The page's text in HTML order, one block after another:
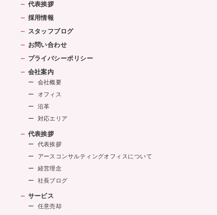
代表挨拶
採用情報
スタッフブログ
お問い合わせ
プライバシーポリシー
会社案内
会社概要
オフィス
沿革
対応エリア
代表挨拶
代表挨拶
アースコンサルティングオフィスについて
経営理念
社長ブログ
サービス
任意売却